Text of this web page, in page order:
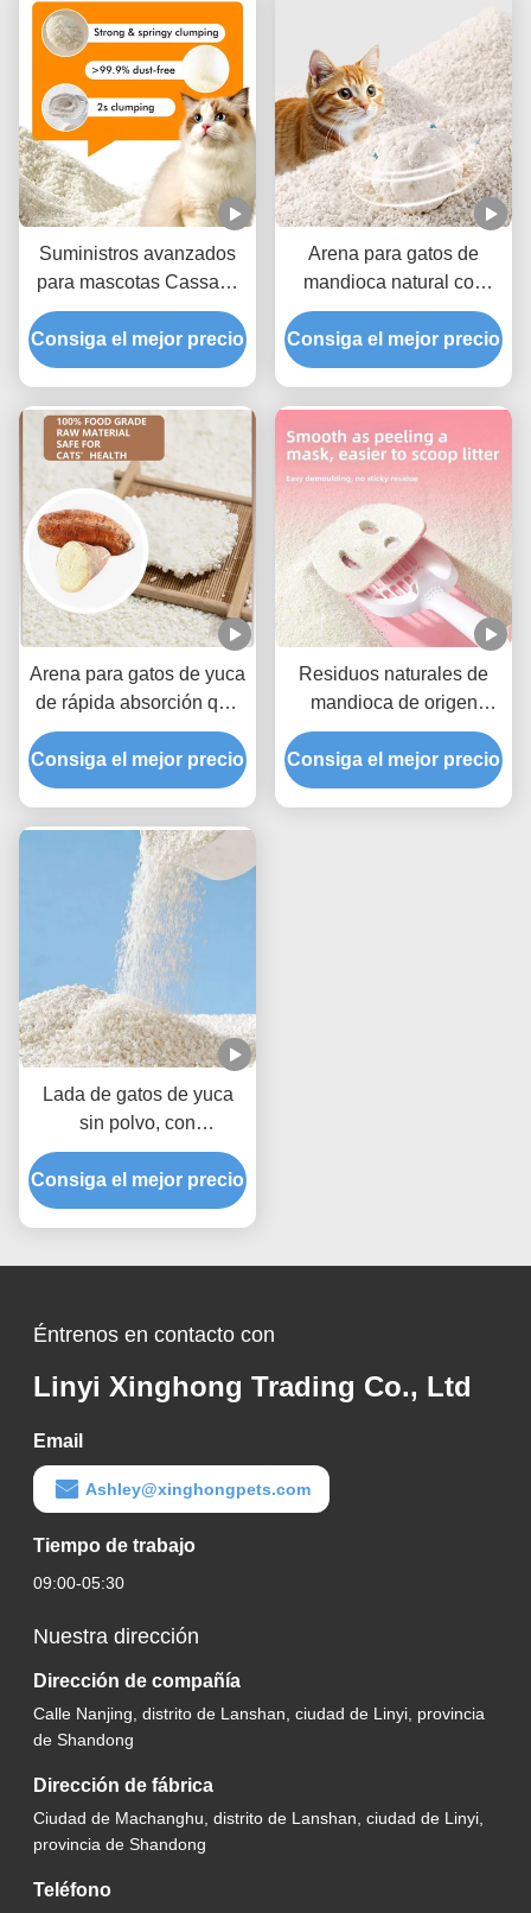
Suministros avanzados
para mascotas Cassava
Litter para gatos con una
absorción superior de
humedad y control de
Consiga el mejor precio
Arena para gatos de
mandioca natural con
bajo rendimiento en polvo
y potente fuerza de
aglomeración
Consiga el mejor precio
Arena para gatos de yuca
de rápida absorción que
ofrece un control eficaz
de los olores en hogares
con varios gatos
Consiga el mejor precio
Residuos naturales de
mandioca de origen
vegetal puro y natural
para gatos con un mejor
rendimiento de bloqueo
Consiga el mejor precio
Lada de gatos de yuca
sin polvo, con
aglomeraciones fuertes y
excelente absorción de
líquidos
Consiga el mejor precio
Éntrenos en contacto con
Linyi Xinghong Trading Co., Ltd
Email
Ashley@xinghongpets.com
Tiempo de trabajo
09:00-05:30
Nuestra dirección
Dirección de compañía
Calle Nanjing, distrito de Lanshan, ciudad de Linyi, provincia
de Shandong
Dirección de fábrica
Ciudad de Machanghu, distrito de Lanshan, ciudad de Linyi,
provincia de Shandong
Teléfono